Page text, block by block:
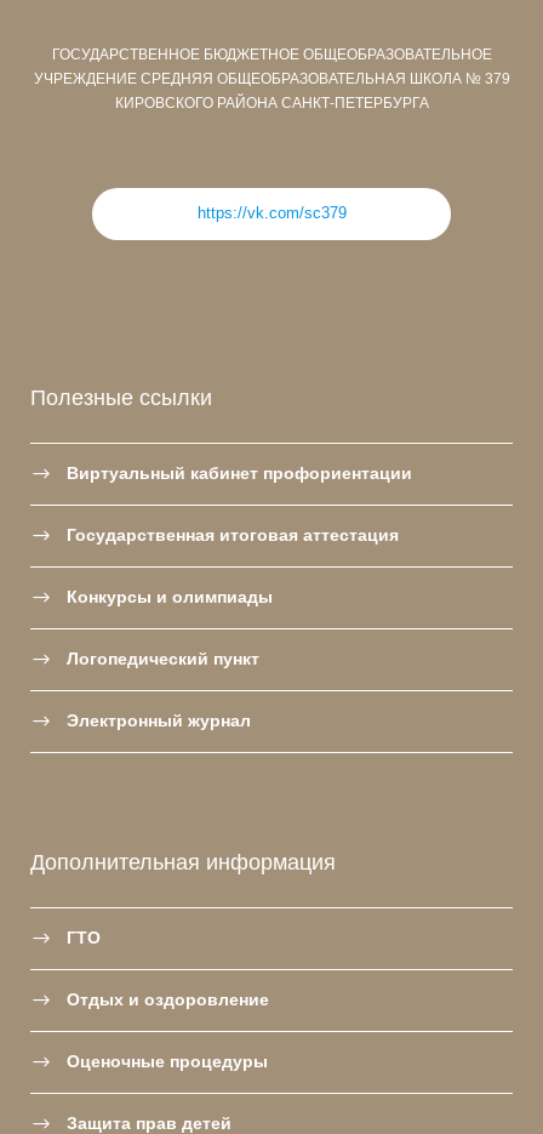
ГОСУДАРСТВЕННОЕ БЮДЖЕТНОЕ ОБЩЕОБРАЗОВАТЕЛЬНОЕ
УЧРЕЖДЕНИЕ СРЕДНЯЯ ОБЩЕОБРАЗОВАТЕЛЬНАЯ ШКОЛА № 379
КИРОВСКОГО РАЙОНА САНКТ-ПЕТЕРБУРГА
https://vk.com/sc379
Полезные ссылки
Виртуальный кабинет профориентации
Государственная итоговая аттестация
Конкурсы и олимпиады
Логопедический пункт
Электронный журнал
Дополнительная информация
ГТО
Отдых и оздоровление
Оценочные процедуры
Защита прав детей